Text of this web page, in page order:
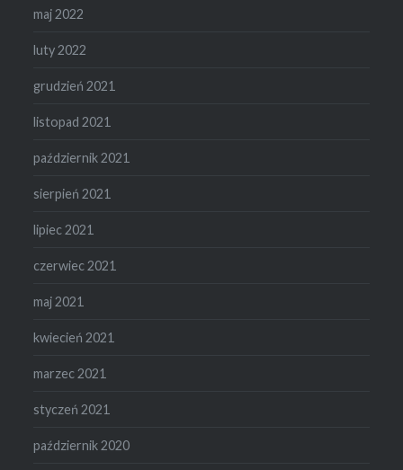
maj 2022
luty 2022
grudzień 2021
listopad 2021
październik 2021
sierpień 2021
lipiec 2021
czerwiec 2021
maj 2021
kwiecień 2021
marzec 2021
styczeń 2021
październik 2020